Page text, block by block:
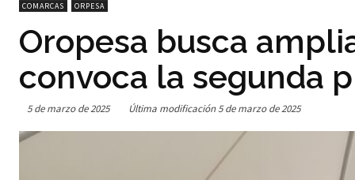
COMARCAS ORPESA
Oropesa busca
convoca la segunda
5 de marzo de 2025 Última modificación 5 de marzo de 2025